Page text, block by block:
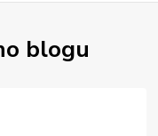
blogu